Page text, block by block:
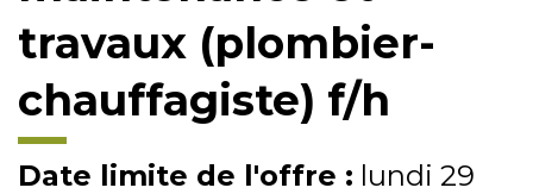
travaux (plombier-
chauffagiste) f/h
Date limite de l'offre : lundi 29